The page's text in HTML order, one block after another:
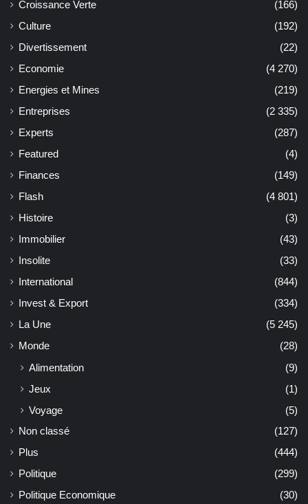
Croissance Verte
(166)
Culture
(192)
Divertissement
(22)
Economie
(4 270)
Energies et Mines
(219)
Entreprises
(2 335)
Experts
(287)
Featured
(4)
Finances
(149)
Flash
(4 801)
Histoire
(3)
Immobilier
(43)
Insolite
(33)
International
(844)
Invest & Export
(334)
La Une
(5 245)
Monde
(28)
Alimentation
(9)
Jeux
(1)
Voyage
(5)
Non classé
(127)
Plus
(444)
Politique
(299)
Politique Economique
(30)